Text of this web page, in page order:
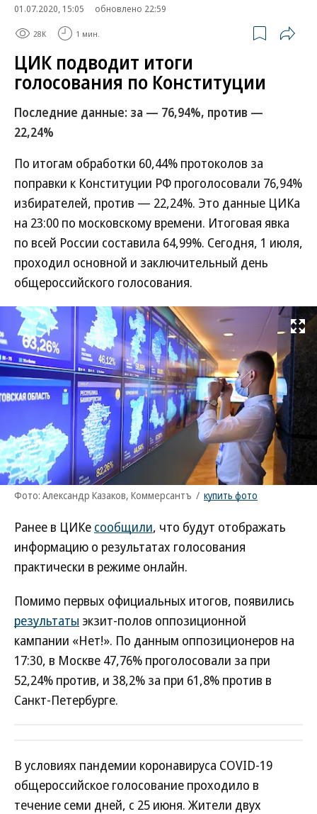
01.07.2020, 15:05
обновлено 22:59
28K 1 мин.
ЦИК подводит итоги
голосования по Конституции
Последние данные: за — 76,94%, против —
22,24%
По итогам обработки 60,44% протоколов за
поправки к Конституции РФ проголосовали 76,94%
избирателей, против — 22,24%. Это данные ЦИКа
на 23:00 по московскому времени. Итоговая явка
по всей России составила 64,99%. Сегодня, 1 июля,
проходил основной и заключительный день
общероссийского голосования.
Развернуть
Фото: Александр Казаков, Коммерсантъ / купить фото
Ранее в ЦИКе сообщили, что будут отображать
информацию о результатах голосования
практически в режиме онлайн.
Помимо первых официальных итогов, появились
результаты экзит-полов оппозиционной
кампании «Нет!». По данным оппозиционеров на
17:30, в Москве 47,76% проголосовали за при
52,24% против, и 38,2% за при 61,8% против в
Санкт-Петербурге.
В условиях пандемии коронавируса COVID-19
общероссийское голосование проходило в
течение семи дней, с 25 июня. Жители двух